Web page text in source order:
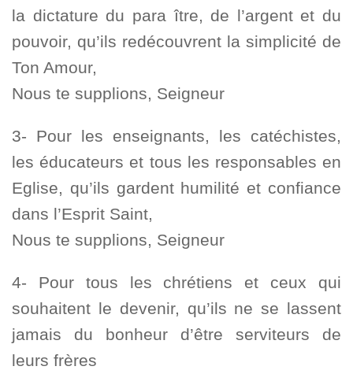
la dictature du para ître, de l’argent et du
pouvoir, qu’ils redécouvrent la simplicité de
Ton Amour,
Nous te supplions, Seigneur
3- Pour les enseignants, les catéchistes,
les éducateurs et tous les responsables en
Eglise, qu’ils gardent humilité et confiance
dans l’Esprit Saint,
Nous te supplions, Seigneur
4- Pour tous les chrétiens et ceux qui
souhaitent le devenir, qu’ils ne se lassent
jamais du bonheur d’être serviteurs de
leurs frères